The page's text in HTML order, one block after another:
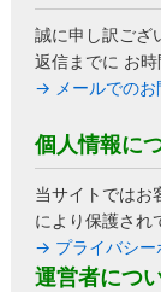
誠に申し訳ござ
返信までに お時
→ メールでのお
個人情報に
当サイトではお
により保護され
→ プライバシー
運営者につ